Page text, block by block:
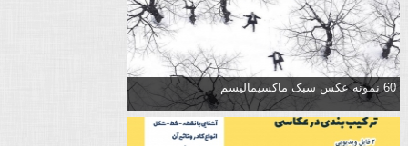
60 نمونه عکس سبک ماکسیمالیسم